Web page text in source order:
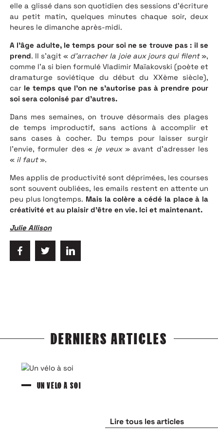
elle a glissé dans son quotidien des sessions d’écriture
au petit matin, quelques minutes chaque soir, deux
heures le dimanche après-midi.
A l’âge adulte, le temps pour soi ne se trouve pas : il se
prend. Il s’agit « d’arracher la joie aux jours qui filent»,
comme l’a si bien formulé Vladimir Maïakovski (poète et
dramaturge soviétique du début du XXème siècle),
car le temps que l’on ne s’autorise pas à prendre pour
soi sera colonisé par d’autres.
Dans mes semaines, on trouve désormais des plages
de temps improductif, sans actions à accomplir et
sans cases à cocher. Du temps pour laisser surgir
l’envie, formuler des « je veux» avant d’adresser les
« il faut».
Mes applis de productivité sont déprimées, les courses
sont souvent oubliées, les emails restent en attente un
peu plus longtemps. Mais la colère a cédé la place à la
créativité et au plaisir d’être en vie. Ici et maintenant.
Julie Allison
DERNIERS ARTICLES
UN VÉLO À SOI
Lire tous les articles